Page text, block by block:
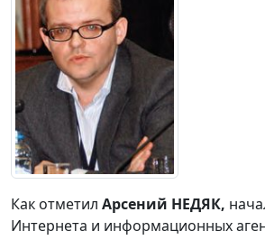
Как отметил Арсений НЕДЯК,
Интернета и информационных